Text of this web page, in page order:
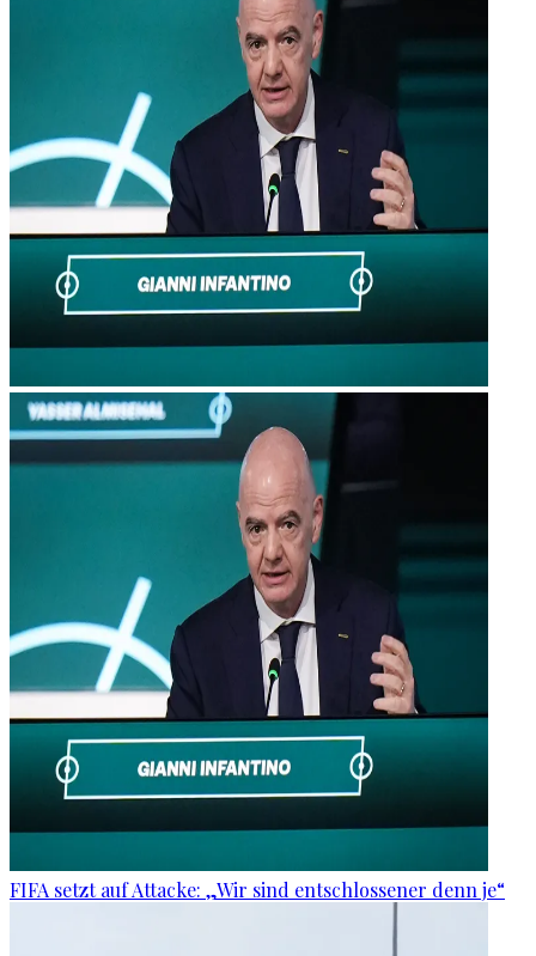
FIFA setzt auf Attacke: „Wir sind entschlossener denn je“